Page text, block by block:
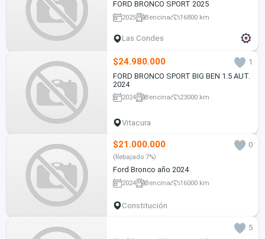
FORD BRONCO SPORT 2025
2025 Bencina 16800 km
Las Condes
$24.980.000
1
FORD BRONCO SPORT BIG BEN 1.5 AUT.
2024
2024 Bencina 23000 km
Vitacura
$21.000.000 0
(Rebajado 7%)
Ford Bronco año 2024
2024 Bencina 16000 km
Constitución
5